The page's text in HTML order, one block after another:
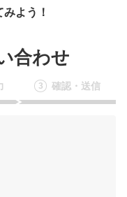
よう！
合わせ
3 確認・送信